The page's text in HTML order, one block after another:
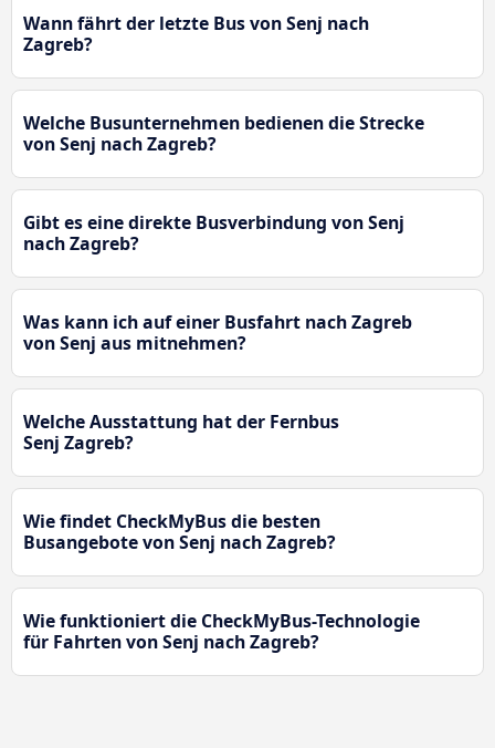
Wann fährt der letzte Bus von Senj nach
Zagreb?
Welche Busunternehmen bedienen die Strecke
von Senj nach Zagreb?
Gibt es eine direkte Busverbindung von Senj
nach Zagreb?
Was kann ich auf einer Busfahrt nach Zagreb
von Senj aus mitnehmen?
Welche Ausstattung hat der Fernbus
Senj Zagreb?
Wie findet CheckMyBus die besten
Busangebote von Senj nach Zagreb?
Wie funktioniert die CheckMyBus-Technologie
für Fahrten von Senj nach Zagreb?